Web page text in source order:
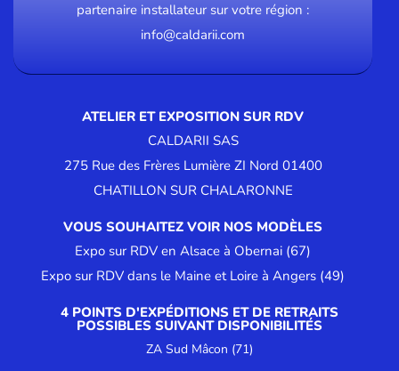
partenaire installateur sur votre région :
info@caldarii.com
ATELIER ET EXPOSITION SUR RDV
CALDARII SAS
275 Rue des Frères Lumière ZI Nord 01400
CHATILLON SUR CHALARONNE
VOUS SOUHAITEZ VOIR NOS MODÈLES
Expo sur RDV en Alsace à Obernai (67)
Expo sur RDV dans le Maine et Loire à Angers (49)
4 POINTS D'EXPÉDITIONS ET DE RETRAITS
POSSIBLES SUIVANT DISPONIBILITÉS
ZA Sud Mâcon (71)